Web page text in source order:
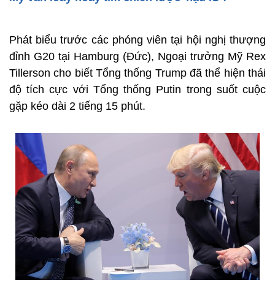
Phát biểu trước các phóng viên tại hội nghị thượng
đỉnh G20 tại Hamburg (Đức), Ngoại trưởng Mỹ Rex
Tillerson cho biết Tổng thống Trump đã thể hiện thái
độ tích cực với Tổng thống Putin trong suốt cuộc
gặp kéo dài 2 tiếng 15 phút.